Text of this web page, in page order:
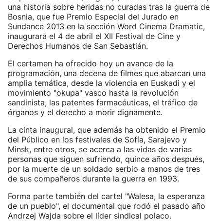
una historia sobre heridas no curadas tras la guerra de
Bosnia, que fue Premio Especial del Jurado en
Sundance 2013 en la sección Word Cinema Dramatic,
inaugurará el 4 de abril el XII Festival de Cine y
Derechos Humanos de San Sebastián.
El certamen ha ofrecido hoy un avance de la
programación, una decena de filmes que abarcan una
amplia temática, desde la violencia en Euskadi y el
movimiento "okupa" vasco hasta la revolución
sandinista, las patentes farmacéuticas, el tráfico de
órganos y el derecho a morir dignamente.
La cinta inaugural, que además ha obtenido el Premio
del Público en los festivales de Sofía, Sarajevo y
Minsk, entre otros, se acerca a las vidas de varias
personas que siguen sufriendo, quince años después,
por la muerte de un soldado serbio a manos de tres
de sus compañeros durante la guerra en 1993.
Forma parte también del cartel "Walesa, la esperanza
de un pueblo", el documental que rodó el pasado año
Andrzej Wajda sobre el líder sindical polaco.